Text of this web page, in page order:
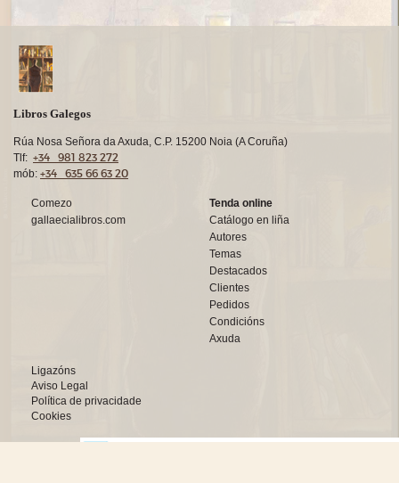
Libros Galegos
Rúa Nosa Señora da Axuda, C.P. 15200 Noia (A Coruña)
Tlf: +34 981 823 272
mób: +34 635 66 63 20
Comezo
gallaecialibros.com
Tenda online
Catálogo en liña
Autores
Temas
Destacados
Clientes
Pedidos
Condicións
Axuda
Ligazóns
Aviso Legal
Política de privacidade
Cookies